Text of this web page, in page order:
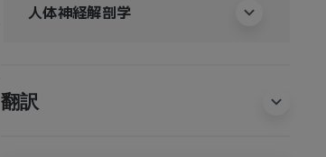
人体神経解剖学
翻訳